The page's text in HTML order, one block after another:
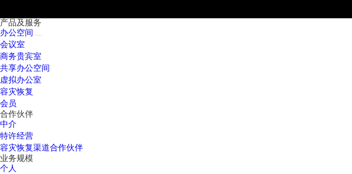
产品及服务
办公空间
会议室
商务贵宾室
共享办公空间
虚拟办公室
容灾恢复
会员
合作伙伴
中介
特许经营
容灾恢复渠道合作伙伴
业务规模
个人